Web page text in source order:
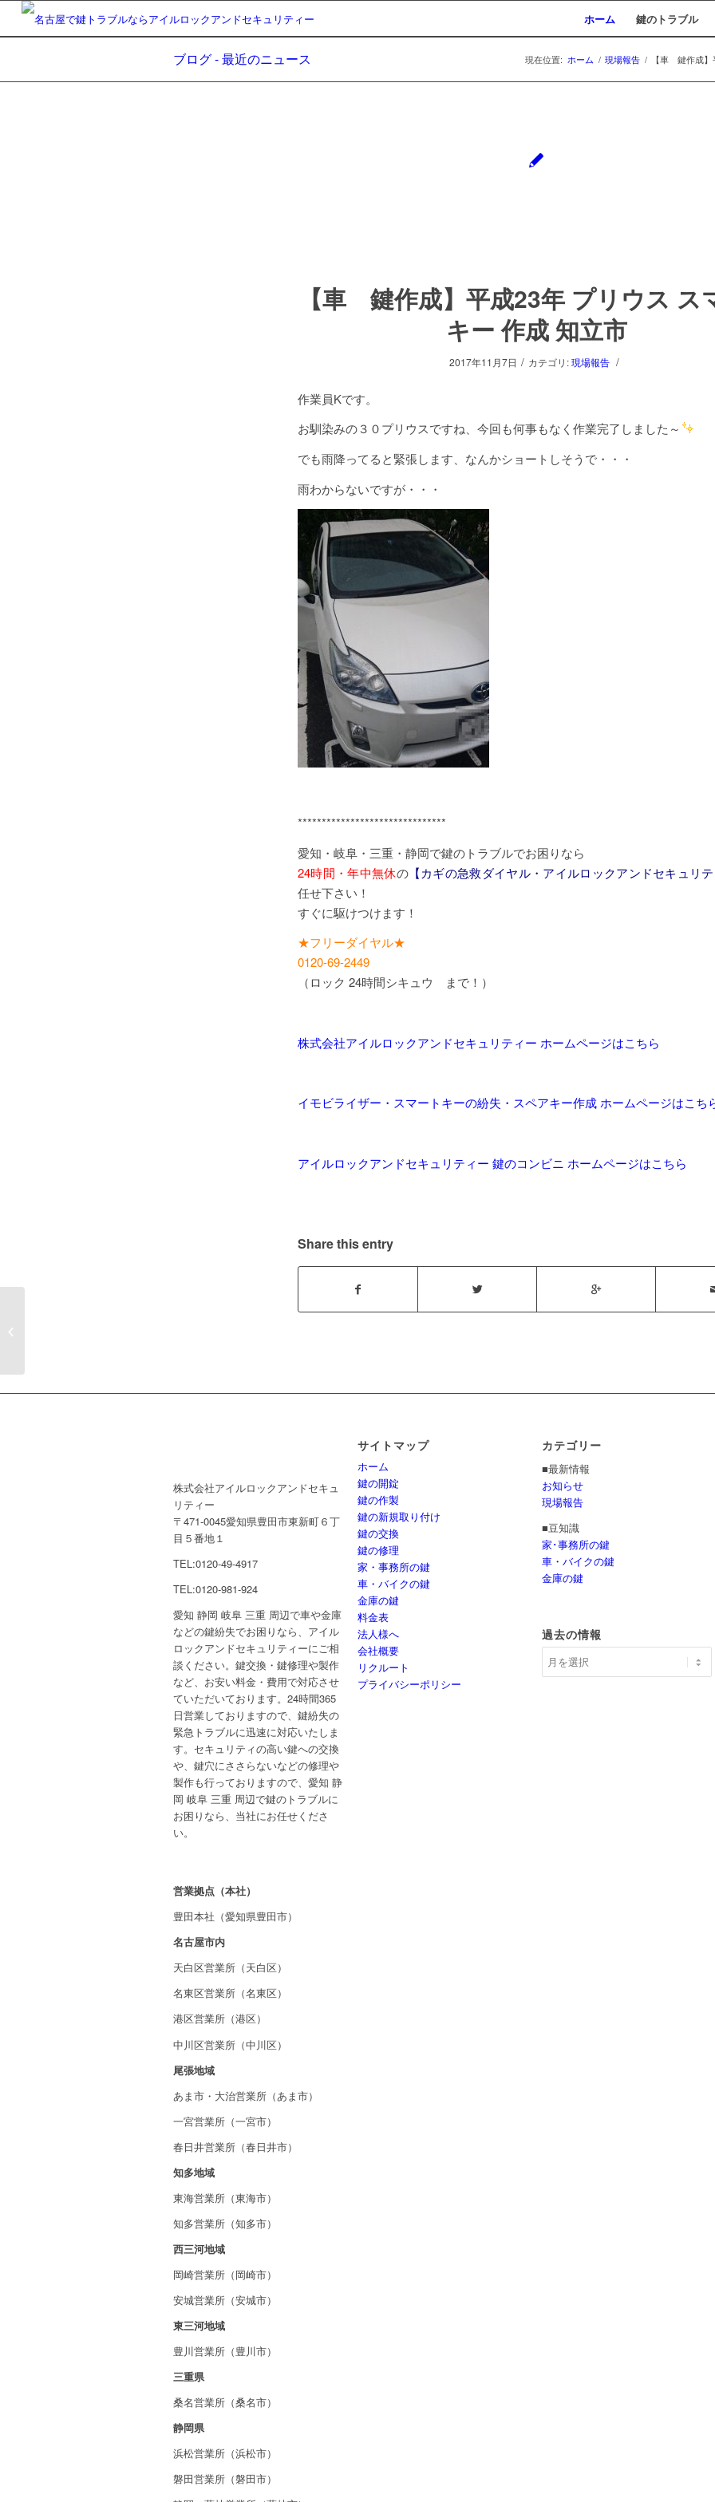
ホーム 鍵のトラブル
ブログ - 最近のニュース 現在位置: ホーム / 現場報告 / 【車 鍵作成
【車 鍵作成】平成23年 プリウス ス
キー 作成 知立市
2017年11月7日 / カテゴリ:現場報告 /
作業員Kです。
お馴染みの３０プリウスですね、今回も何事もなく作業完了しました～
でも雨降ってると緊張します、なんかショートしそうで・・・
雨わからないですが・・・
*******************************
愛知・岐阜・三重・静岡で鍵のトラブルでお困りなら
24時間・年中無休の【カギの急救ダイヤル・アイルロックアンドセキュリ
任せ下さい！
すぐに駆けつけます！
★フリーダイヤル★
0120-69-2449
（ロック 24時間シキュウ まで！）
株式会社アイルロックアンドセキュリティー ホームページはこちら
イモビライザー・スマートキーの紛失・スペアキー作成 ホームページはこち
アイルロックアンドセキュリティー 鍵のコンビニ ホームページはこちら
Share this entry
株式会社アイルロックアンドセキュ
リティー
〒471-0045愛知県豊田市東新町６丁
目５番地１
TEL:0120-49-4917
TEL:0120-981-924
愛知 静岡 岐阜 三重 周辺で車や金庫
などの鍵紛失でお困りなら、アイル
ロックアンドセキュリティーにご相
談ください。鍵交換・鍵修理や製作
など、お安い料金・費用で対応させ
ていただいております。24時間365
日営業しておりますので、鍵紛失の
緊急トラブルに迅速に対応いたしま
す。セキュリティの高い鍵への交換
や、鍵穴にささらないなどの修理や
製作も行っておりますので、愛知 静
岡 岐阜 三重 周辺で鍵のトラブルに
お困りなら、当社にお任せくださ
い。
営業拠点（本社）
豊田本社（愛知県豊田市）
名古屋市内
天白区営業所（天白区）
名東区営業所（名東区）
港区営業所（港区）
中川区営業所（中川区）
尾張地域
あま市・大治営業所（あま市）
一宮営業所（一宮市）
春日井営業所（春日井市）
知多地域
東海営業所（東海市）
知多営業所（知多市）
西三河地域
岡崎営業所（岡崎市）
安城営業所（安城市）
東三河地域
豊川営業所（豊川市）
三重県
桑名営業所（桑名市）
静岡県
浜松営業所（浜松市）
磐田営業所（磐田市）
サイトマップ
ホーム
鍵の開錠
鍵の作製
鍵の新規取り付け
鍵の交換
鍵の修理
家・事務所の鍵
車・バイクの鍵
金庫の鍵
料金表
法人様へ
会社概要
リクルート
プライバシーポリシー
カテゴリー
■最新情報
お知らせ
現場報告
■豆知識
家･事務所の鍵
車・バイクの鍵
金庫の鍵
過去の情報